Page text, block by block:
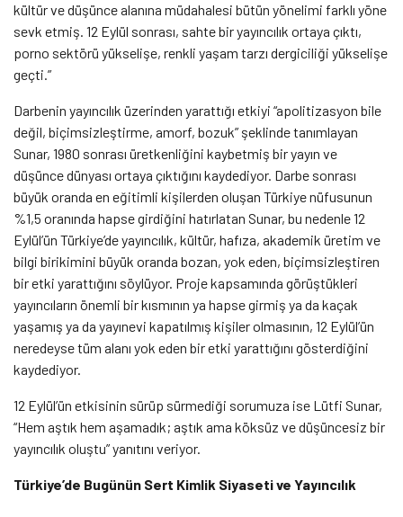
kültür ve düşünce alanına müdahalesi bütün yönelimi farklı yöne
sevk etmiş. 12 Eylül sonrası, sahte bir yayıncılık ortaya çıktı,
porno sektörü yükselişe, renkli yaşam tarzı dergiciliği yükselişe
geçti.”
Darbenin yayıncılık üzerinden yarattığı etkiyi “apolitizasyon bile
değil, biçimsizleştirme, amorf, bozuk” şeklinde tanımlayan
Sunar, 1980 sonrası üretkenliğini kaybetmiş bir yayın ve
düşünce dünyası ortaya çıktığını kaydediyor. Darbe sonrası
büyük oranda en eğitimli kişilerden oluşan Türkiye nüfusunun
%1,5 oranında hapse girdiğini hatırlatan Sunar, bu nedenle 12
Eylül’ün Türkiye’de yayıncılık, kültür, hafıza, akademik üretim ve
bilgi birikimini büyük oranda bozan, yok eden, biçimsizleştiren
bir etki yarattığını söylüyor. Proje kapsamında görüştükleri
yayıncıların önemli bir kısmının ya hapse girmiş ya da kaçak
yaşamış ya da yayınevi kapatılmış kişiler olmasının, 12 Eylül’ün
neredeyse tüm alanı yok eden bir etki yarattığını gösterdiğini
kaydediyor.
12 Eylül’ün etkisinin sürüp sürmediği sorumuza ise Lütfi Sunar,
“Hem aştık hem aşamadık; aştık ama köksüz ve düşüncesiz bir
yayıncılık oluştu” yanıtını veriyor.
Türkiye’de Bugünün Sert Kimlik Siyaseti ve Yayıncılık